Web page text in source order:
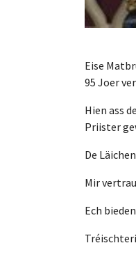
Eise
95 Joer
Hien ass
Priister
De
Mir
Ech